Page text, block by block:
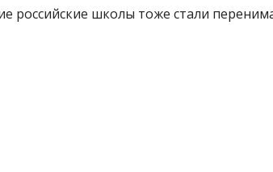
российские школы тоже стали